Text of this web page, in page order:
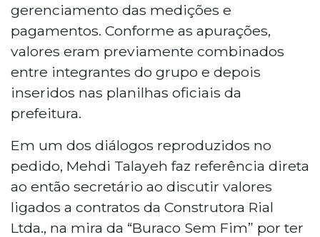
gerenciamento das medições e
pagamentos. Conforme as apurações,
valores eram previamente combinados
entre integrantes do grupo e depois
inseridos nas planilhas oficiais da
prefeitura.
Em um dos diálogos reproduzidos no
pedido, Mehdi Talayeh faz referência direta
ao então secretário ao discutir valores
ligados a contratos da Construtora Rial
Ltda., na mira da “Buraco Sem Fim” por ter